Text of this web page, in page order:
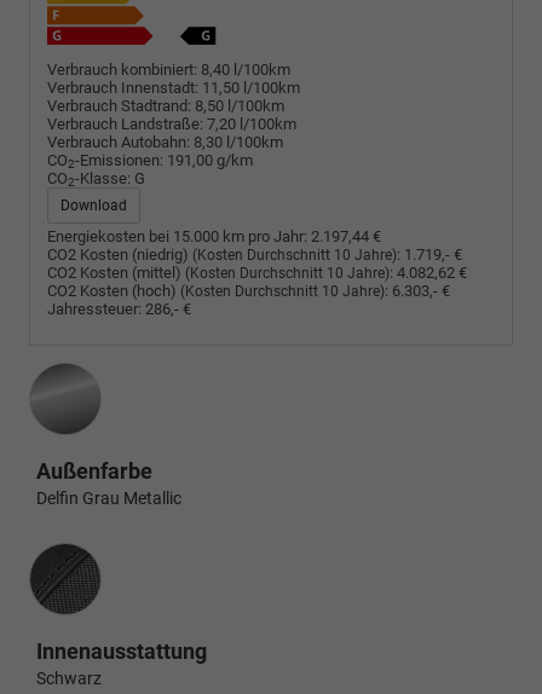
Verbrauch kombiniert: 8,40 l/100km
Verbrauch Innenstadt: 11,50 l/100km
Verbrauch Stadtrand: 8,50 l/100km
Verbrauch Landstraße: 7,20 l/100km
Verbrauch Autobahn: 8,30 l/100km
CO2-Emissionen: 191,00 g/km
CO2-Klasse: G
Download
Energiekosten bei 15.000 km pro Jahr: 2.197,44 €
CO2 Kosten (niedrig) (Kosten Durchschnitt 10 Jahre): 1.719,- €
CO2 Kosten (mittel) (Kosten Durchschnitt 10 Jahre): 4.082,62 €
CO2 Kosten (hoch) (Kosten Durchschnitt 10 Jahre): 6.303,- €
Jahressteuer: 286,- €
Außenfarbe
Delfin Grau Metallic
Innenausstattung
Innenausstattung
Schwarz